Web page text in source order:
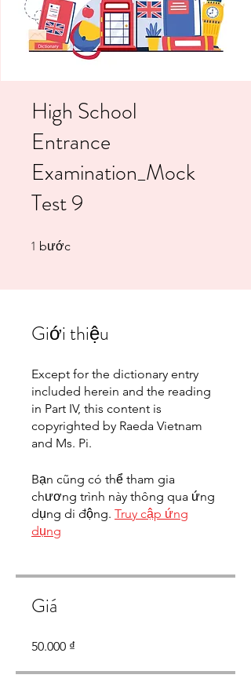
High School
Entrance
Examination_Mock
Test 9
1 bước
Giới thiệu
Except for the dictionary entry
included herein and the reading
in Part IV, this content is
copyrighted by Raeda Vietnam
and Ms. Pi.
Bạn cũng có thể tham gia
chương trình này thông qua ứng
dụng di động. Truy cập ứng
dụng
Giá
50.000 ₫